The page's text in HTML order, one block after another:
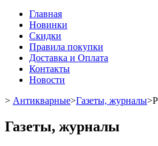
Главная
Новинки
Скидки
Правила покупки
Доставка и Оплата
Контакты
Новости
> Антикварные>Газеты, журналы>
Газеты, журналы